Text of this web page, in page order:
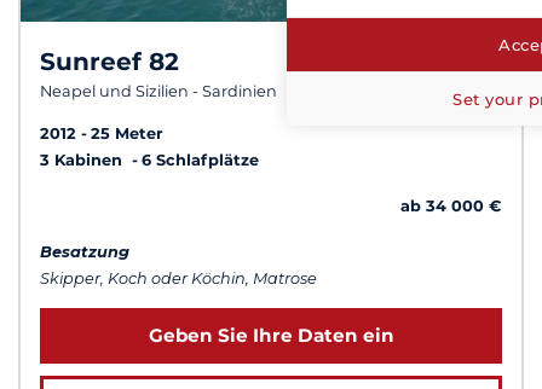
Sunreef 82
Neapel und Sizilien - Sardinien
2012
25 Meter
3 Kabinen
6 Schlafplätze
ab 34 000 €
Besatzung
Skipper, Koch oder Köchin, Matrose
Geben Sie Ihre Daten ein
Set your